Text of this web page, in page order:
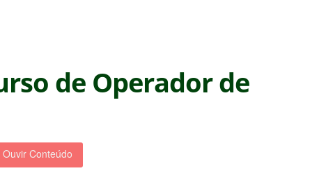
de Operador de
Ouvir Conteúdo